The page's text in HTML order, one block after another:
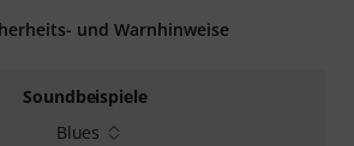
Soundbeispiele
Blues
und Warnhinweise